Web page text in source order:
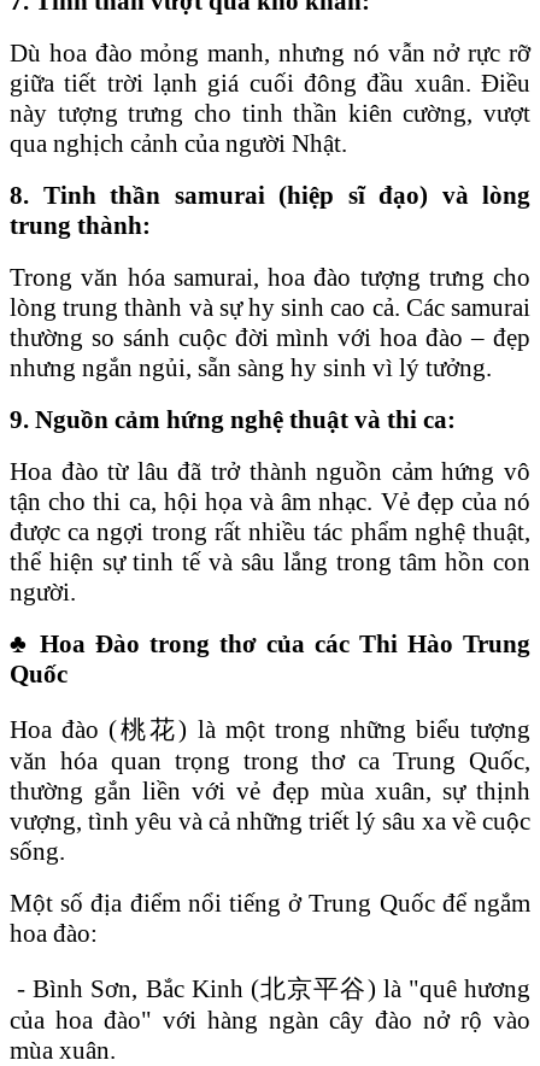
Dù hoa đào mỏng manh, nhưng nó vẫn nở rực rỡ
giữa tiết trời lạnh giá cuối đông đầu xuân. Điều
này tượng trưng cho tinh thần kiên cường, vượt
qua nghịch cảnh của người Nhật.
8. Tinh thần samurai (hiệp sĩ đạo) và lòng
trung thành:
Trong văn hóa samurai, hoa đào tượng trưng cho
lòng trung thành và sự hy sinh cao cả. Các samurai
thường so sánh cuộc đời mình với hoa đào – đẹp
nhưng ngắn ngủi, sẵn sàng hy sinh vì lý tưởng.
9. Nguồn cảm hứng nghệ thuật và thi ca:
Hoa đào từ lâu đã trở thành nguồn cảm hứng vô
tận cho thi ca, hội họa và âm nhạc. Vẻ đẹp của nó
được ca ngợi trong rất nhiều tác phẩm nghệ thuật,
thể hiện sự tinh tế và sâu lắng trong tâm hồn con
người.
♣ Hoa Đào trong thơ của các Thi Hào Trung
Quốc
Hoa đào (桃花) là một trong những biểu tượng
văn hóa quan trọng trong thơ ca Trung Quốc,
thường gắn liền với vẻ đẹp mùa xuân, sự thịnh
vượng, tình yêu và cả những triết lý sâu xa về cuộc
sống.
Một số địa điểm nổi tiếng ở Trung Quốc để ngắm
hoa đào:
- Bình Sơn, Bắc Kinh (北京平谷) là "quê hương
của hoa đào" với hàng ngàn cây đào nở rộ vào
mùa xuân.